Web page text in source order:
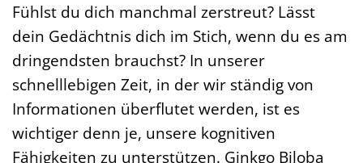
Fühlst du dich manchmal zerstreut? Lässt
dein Gedächtnis dich im Stich, wenn du es am
dringendsten brauchst? In unserer
schnelllebigen Zeit, in der wir ständig von
Informationen überflutet werden, ist es
wichtiger denn je, unsere kognitiven
Fähigkeiten zu unterstützen. Ginkgo Biloba